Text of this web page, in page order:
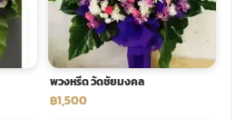
พวงหรีด วัดชัยมงคล
฿1,500